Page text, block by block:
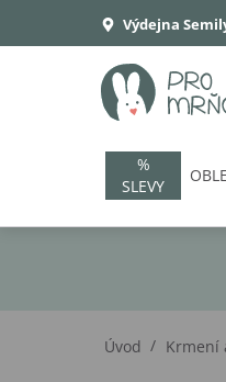
Výdejna
%
SLEVY
Úvod / Krmení